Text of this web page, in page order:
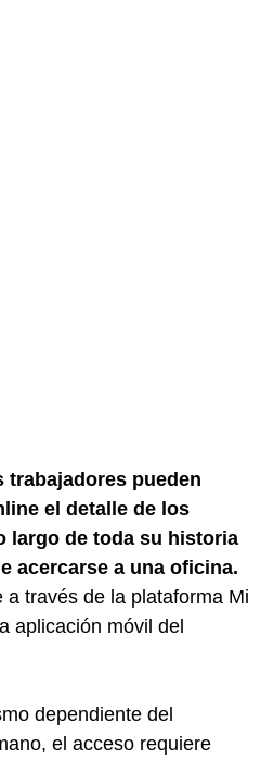
trabajadores pueden
el detalle de los
largo de toda su historia
acercarse a una oficina.
través de la plataforma Mi
aplicación móvil del
dependiente del
el acceso requiere